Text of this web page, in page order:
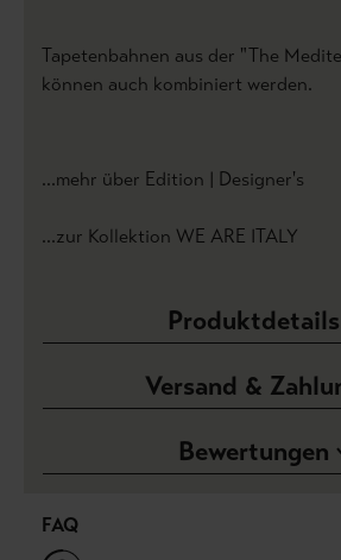
Tapetenbahnen aus der "The
können auch kombiniert werden.
...mehr über Edition | Designer's
...zur Kollektion WE ARE ITALY
Produktdetails
Versand &
Bewertungen
FAQ